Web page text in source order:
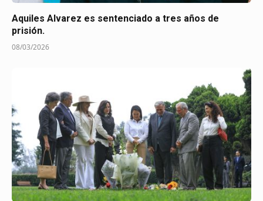
Aquiles Alvarez es sentenciado a tres años de
prisión.
08/03/2026